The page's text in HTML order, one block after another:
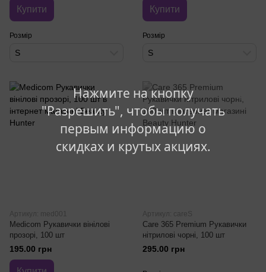
Нажмите на кнопку
"Разрешить", чтобы получать
первым информацию о
скидках и крутых акциях.
Купити
Розмір
S
Купити
Розмір
S
Артикул: med001
Medicom Рукавички вінілові
прозорі, 100 шт
195.00 грн
Артикул: careS
Care 365 Premium Рукавички
нітрилові чорні, 100 шт
295.00 грн